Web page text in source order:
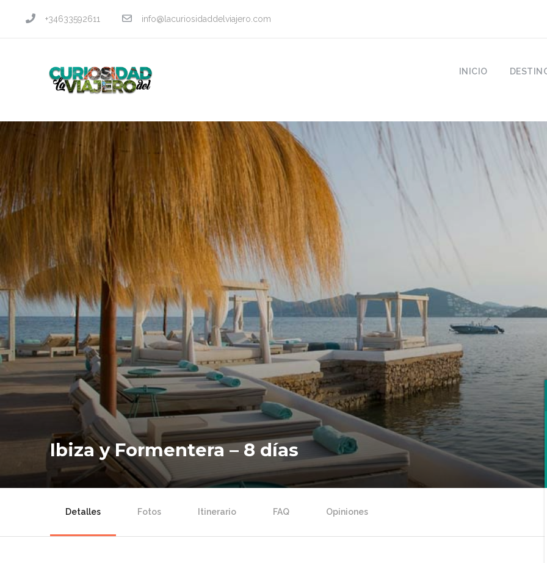
+34633592611 info@lacuriosidaddelviajero.com
INICIO
Ibiza y Formentera – 8 días
Detalles Fotos Itinerario FAQ Opiniones